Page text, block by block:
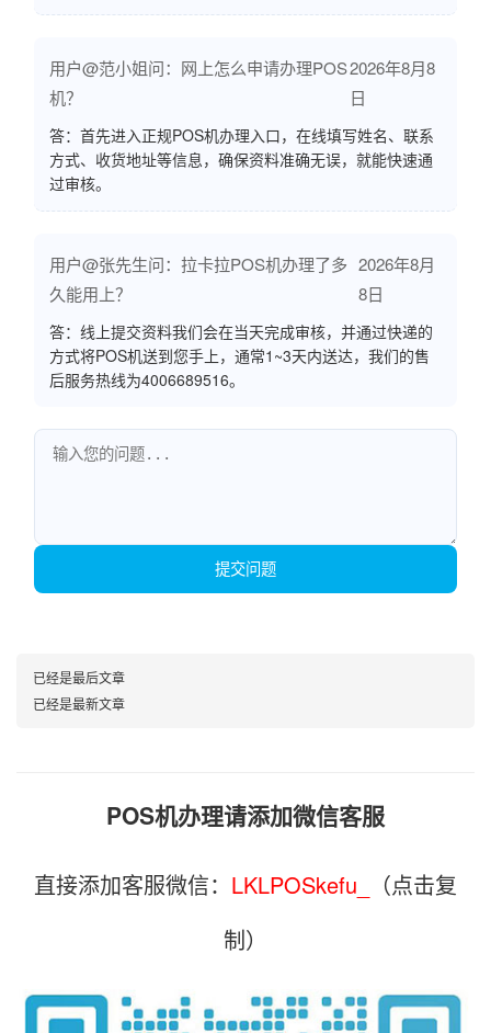
用户@范小姐问：网上怎么申请办理POS
机？
2026年8月8
日
答：首先进入正规POS机办理入口，在线填写姓名、联系
方式、收货地址等信息，确保资料准确无误，就能快速通
过审核。
用户@张先生问：拉卡拉POS机办理了多
久能用上？
2026年8月
8日
答：线上提交资料我们会在当天完成审核，并通过快递的
方式将POS机送到您手上，通常1~3天内送达，我们的售
后服务热线为4006689516。
提交问题
已经是最后文章
已经是最新文章
POS机办理请添加微信客服
直接添加客服微信： LKLPOSkefu_
（点击复
制）